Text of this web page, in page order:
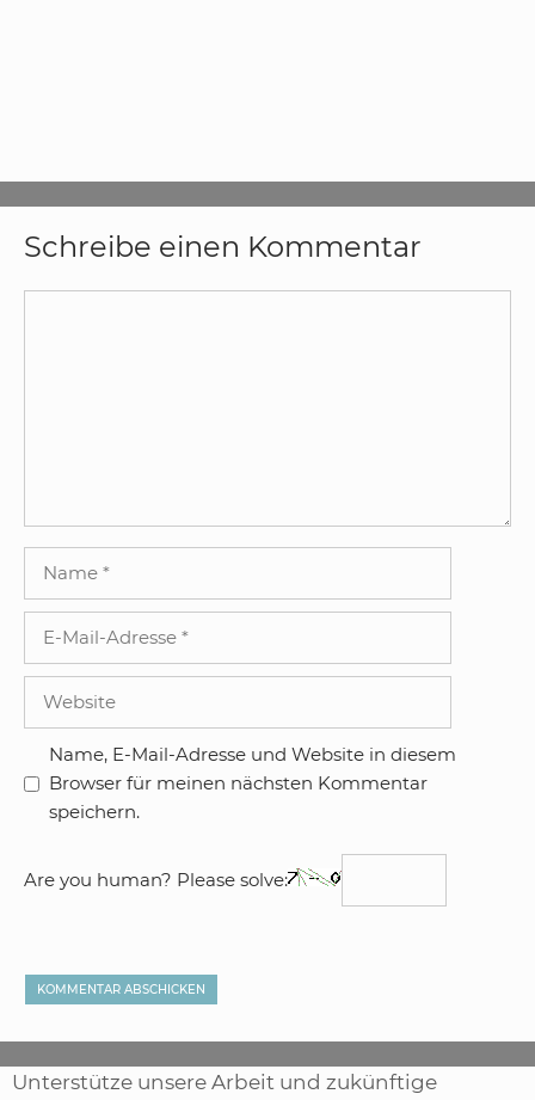
Schreibe einen Kommentar
Adresse
Name, E-Mail-Adresse und Website in diesem
Browser für meinen nächsten Kommentar
speichern.
Are you human? Please solve:
Unterstütze unsere Arbeit und zukünftige